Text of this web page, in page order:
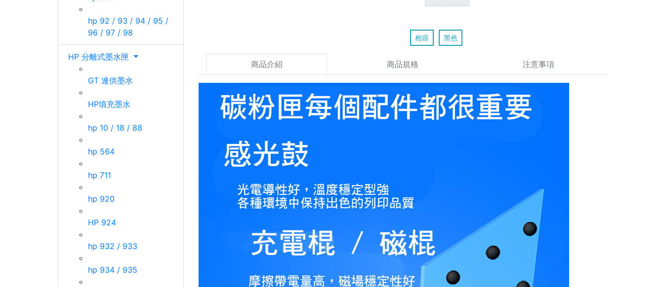
hp 92 / 93 / 94 / 95 /
96 / 97 / 98
HP 分離式墨水匣
GT 連供墨水
HP填充墨水
hp 10 / 18 / 88
hp 564
hp 711
hp 920
HP 924
hp 932 / 933
hp 934 / 935
相容 黑色
商品介紹 商品規格 注意事項